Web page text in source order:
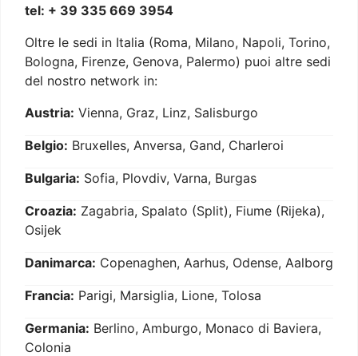
tel: + 39 335 669 3954
Oltre le sedi in Italia (Roma, Milano, Napoli, Torino,
Bologna, Firenze, Genova, Palermo) puoi altre sedi
del nostro network in:
Austria: Vienna, Graz, Linz, Salisburgo
Belgio: Bruxelles, Anversa, Gand, Charleroi
Bulgaria: Sofia, Plovdiv, Varna, Burgas
Croazia: Zagabria, Spalato (Split), Fiume (Rijeka),
Osijek
Danimarca: Copenaghen, Aarhus, Odense, Aalborg
Francia: Parigi, Marsiglia, Lione, Tolosa
Germania: Berlino, Amburgo, Monaco di Baviera,
Colonia